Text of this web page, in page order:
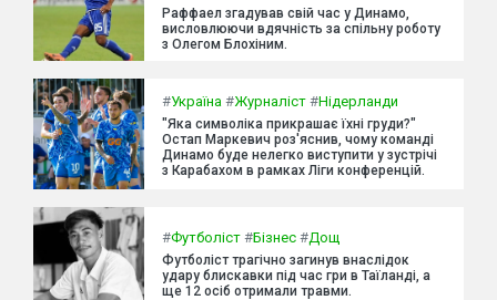
Раффаел згадував свій час у Динамо,
висловлюючи вдячність за спільну роботу
з Олегом Блохіним.
#Україна #Журналіст #Нідерланди
"Яка символіка прикрашає їхні груди?"
Остап Маркевич роз'яснив, чому команді
Динамо буде нелегко виступити у зустрічі
з Карабахом в рамках Ліги конференцій.
#Футболіст #Бізнес #Дощ
Футболіст трагічно загинув внаслідок
удару блискавки під час гри в Таїланді, а
ще 12 осіб отримали травми.